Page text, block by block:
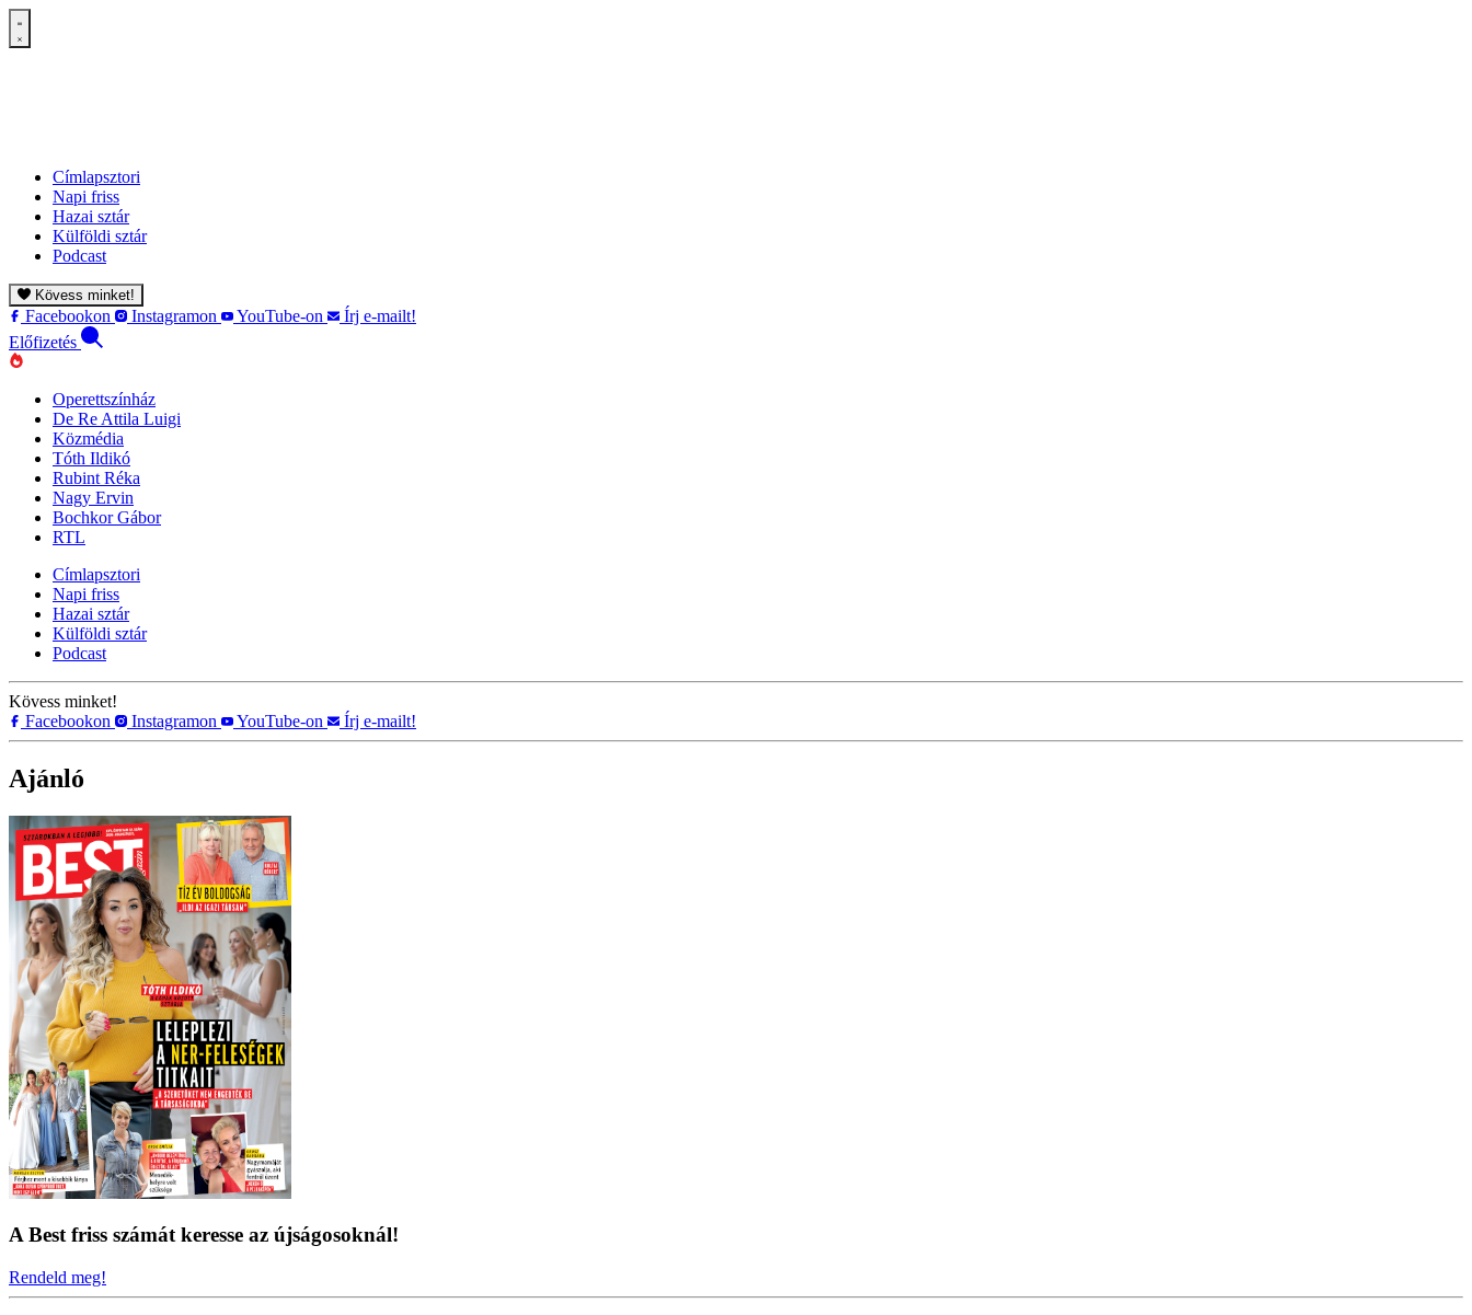
Címlapsztori
Napi friss
Hazai sztár
Külföldi sztár
Podcast
Kövess minket!
Facebookon Instagramon YouTube-on
Írj e-mailt!
Előfizetés
Operettszínház
De Re Attila Luigi
Közmédia
Tóth Ildikó
Rubint Réka
Nagy Ervin
Bochkor Gábor
RTL
Címlapsztori
Napi friss
Hazai sztár
Külföldi sztár
Podcast
Kövess minket!
Facebookon
Instagramon YouTube-on Írj e-mailt!
Ajánló
A Best friss számát keresse az újságosoknál!
Rendeld meg!